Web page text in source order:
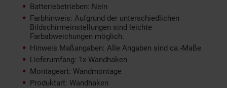
Batteriebetrieben: Nein
Farbhinweis: Aufgrund der unterschiedlichen
Bildschirmeinstellungen sind leichte
Farbabweichungen möglich.
Hinweis Maßangaben: Alle Angaben sind ca.-Maße
Lieferumfang: 1x Wandhaken
Montageart: Wandmontage
Produktart: Wandhaken